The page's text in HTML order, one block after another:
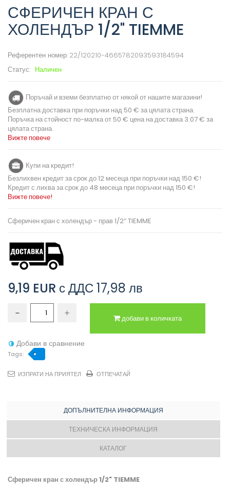
СФЕРИЧЕН КРАН С
ХОЛЕНДЪР 1/2" TIEMME
Референтен номер: 22/120210-4665782093593184594
Статус: Наличен
Поръчай и вземи безплатно от някой от нашите магазини!
Безплатна доставка при поръчки над 50 € за цялата страна.
Поръчка на стойност по-малка от 50 € цена на доставка 3.07 € за
цялата страна.
Вижте повече
Купи на кредит!
Безлихвен кредит за срок до 12 месеца при поръчки над 150 €!
Кредит с лихва за срок до 48 месеца при поръчки над 150 €!
Вижте повече!
Сферичен кран с холендър - прав 1/2“ TIEMME
9,19 EUR с ДДС 17,98 лв
добави в количката
Добави в сравнение
Tags:
ИЗПРАТИ НА ПРИЯТЕЛ ОТПЕЧАТАЙ
ДОПЪЛНИТЕЛНА ИНФОРМАЦИЯ
ТЕХНИЧЕСКА ИНФОРМАЦИЯ
КАТАЛОГ
Сферичен кран с холендър 1/2" TIEMME